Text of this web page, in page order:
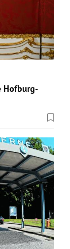
Hofburg-